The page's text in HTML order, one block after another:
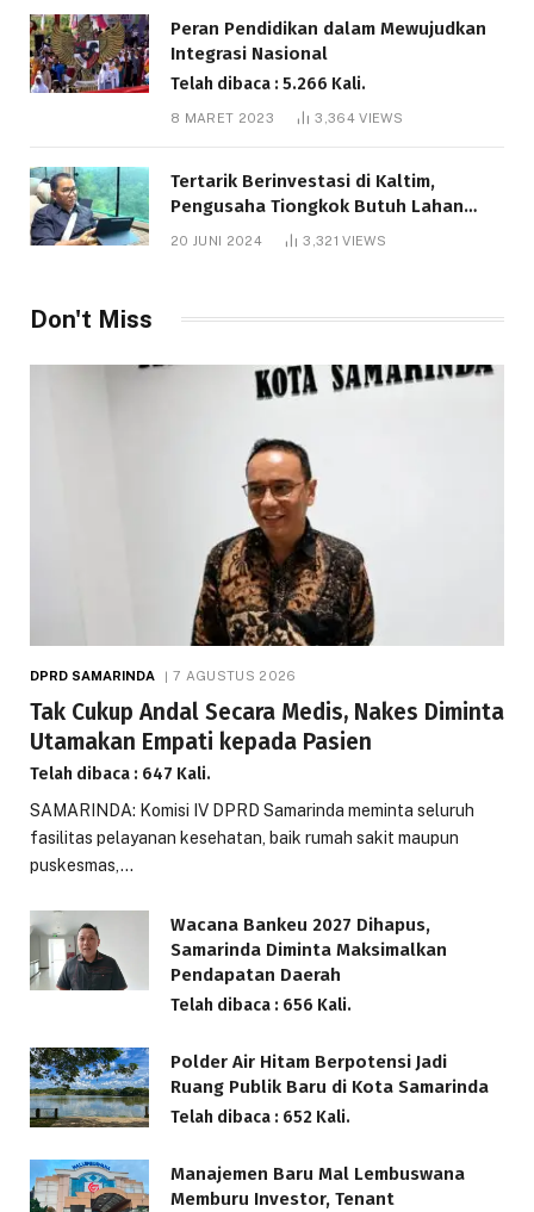
Peran Pendidikan dalam Mewujudkan
Integrasi Nasional
Telah dibaca : 5.266 Kali.
8 MARET 2023 3,364VIEWS
Tertarik Berinvestasi di Kaltim,
Pengusaha Tiongkok Butuh Lahan
20 JUNI 2024 3,321VIEWS
Don't Miss
DPRD SAMARINDA 7 AGUSTUS 2026
Tak Cukup Andal Secara Medis, Nakes Diminta
Utamakan Empati kepada Pasien
Telah dibaca : 647 Kali.
SAMARINDA: Komisi IV DPRD Samarinda meminta seluruh
fasilitas pelayanan kesehatan, baik rumah sakit maupun
puskesmas,…
Wacana Bankeu 2027 Dihapus,
Samarinda Diminta Maksimalkan
Pendapatan Daerah
Telah dibaca : 656 Kali.
Polder Air Hitam Berpotensi Jadi
Ruang Publik Baru di Kota Samarinda
Telah dibaca : 652 Kali.
Manajemen Baru Mal Lembuswana
Memburu Investor, Tenant